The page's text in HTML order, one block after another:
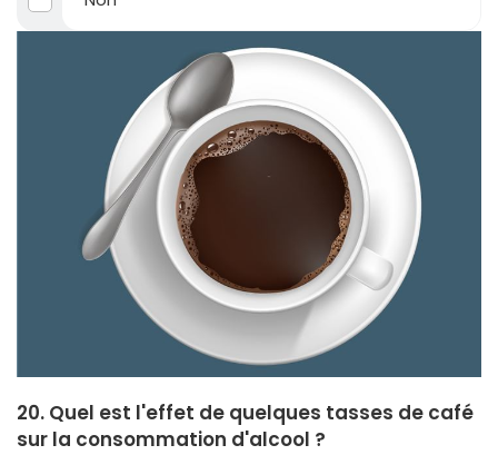
20. Quel est l'effet de quelques tasses de café
sur la consommation d'alcool ?